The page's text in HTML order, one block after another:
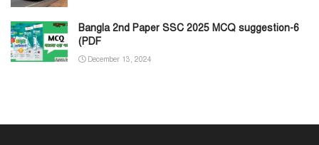
Bangla 2nd Paper SSC 2025 MCQ suggestion-6
(PDF
December 13, 2024